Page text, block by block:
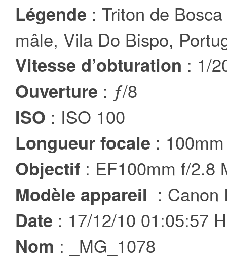
Légende : Triton de
mâle, Vila Do Bispo,
Vitesse d’obturation : 1/
Ouverture : ƒ/8
ISO : ISO 100
Longueur focale : 100mm
Objectif : EF100mm f/2.8
Modèle appareil : Canon
Date : 17/12/10 01:05:57
Nom : _MG_1078